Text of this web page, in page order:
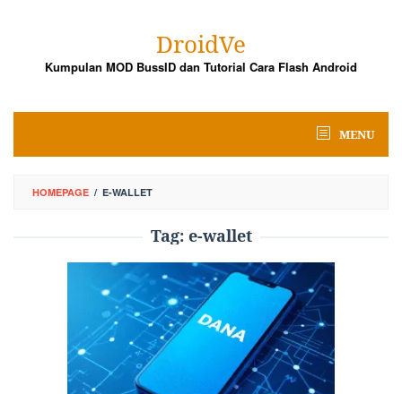
DroidVe
Kumpulan MOD BussID dan Tutorial Cara Flash Android
MENU
HOMEPAGE / E-WALLET
Tag: e-wallet